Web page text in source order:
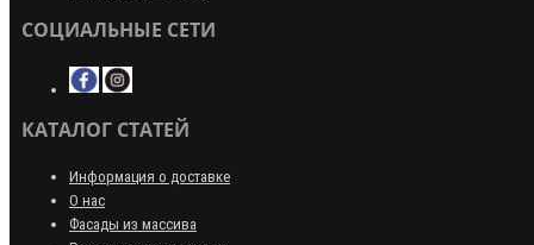
СОЦИАЛЬНЫЕ СЕТИ
КАТАЛОГ СТАТЕЙ
Информация о доставке
О нас
Фасады из массива